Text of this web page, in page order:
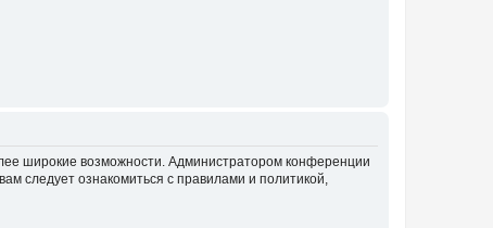
широкие возможности. Администратором конференции
следует ознакомиться с правилами и политикой,